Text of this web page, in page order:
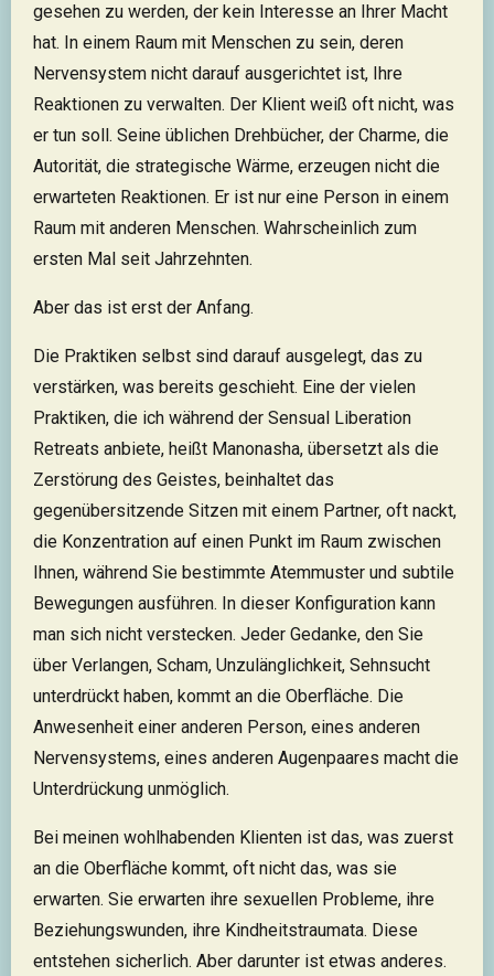
gesehen zu werden, der kein Interesse an Ihrer Macht
hat. In einem Raum mit Menschen zu sein, deren
Nervensystem nicht darauf ausgerichtet ist, Ihre
Reaktionen zu verwalten. Der Klient weiß oft nicht, was
er tun soll. Seine üblichen Drehbücher, der Charme, die
Autorität, die strategische Wärme, erzeugen nicht die
erwarteten Reaktionen. Er ist nur eine Person in einem
Raum mit anderen Menschen. Wahrscheinlich zum
ersten Mal seit Jahrzehnten.
Aber das ist erst der Anfang.
Die Praktiken selbst sind darauf ausgelegt, das zu
verstärken, was bereits geschieht. Eine der vielen
Praktiken, die ich während der Sensual Liberation
Retreats anbiete, heißt Manonasha, übersetzt als die
Zerstörung des Geistes, beinhaltet das
gegenübersitzende Sitzen mit einem Partner, oft nackt,
die Konzentration auf einen Punkt im Raum zwischen
Ihnen, während Sie bestimmte Atemmuster und subtile
Bewegungen ausführen. In dieser Konfiguration kann
man sich nicht verstecken. Jeder Gedanke, den Sie
über Verlangen, Scham, Unzulänglichkeit, Sehnsucht
unterdrückt haben, kommt an die Oberfläche. Die
Anwesenheit einer anderen Person, eines anderen
Nervensystems, eines anderen Augenpaares macht die
Unterdrückung unmöglich.
Bei meinen wohlhabenden Klienten ist das, was zuerst
an die Oberfläche kommt, oft nicht das, was sie
erwarten. Sie erwarten ihre sexuellen Probleme, ihre
Beziehungswunden, ihre Kindheitstraumata. Diese
entstehen sicherlich. Aber darunter ist etwas anderes.